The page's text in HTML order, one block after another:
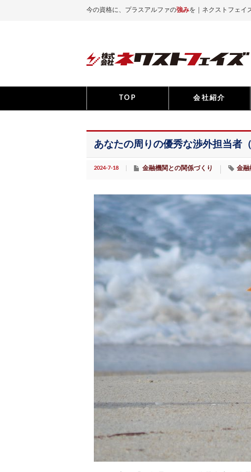
今の資格に、プラスアルファの強みを｜ネクストフェイ
TOP 会社紹介
あなたの周りの優秀な渉外担当者
2024-7-18 金融機関との関係づくり 金融